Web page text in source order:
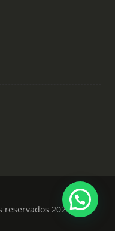
reservados 2023